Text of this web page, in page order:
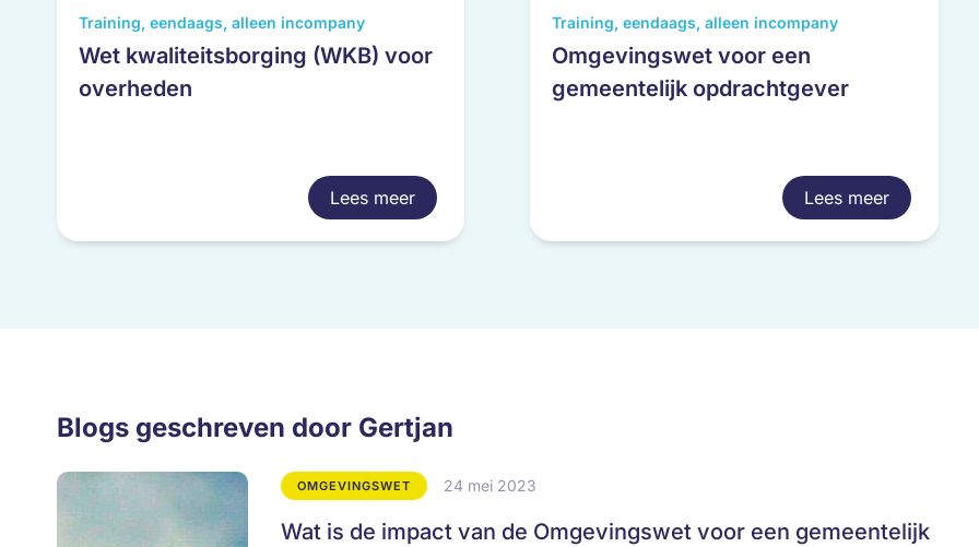
Training, eendaags, alleen incompany
Wet kwaliteitsborging (WKB) voor
overheden
Lees meer
Training, eendaags, alleen incompany
Omgevingswet voor een
gemeentelijk opdrachtgever
Lees meer
Blogs geschreven door Gertjan
OMGEVINGSWET 24 mei 2023
Wat is de impact van de Omgevingswet voor een gemeentelijk